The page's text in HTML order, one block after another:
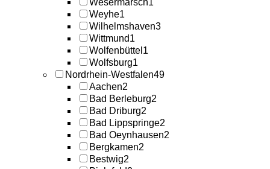
Wesermarsch1
Weyhe1
Wilhelmshaven3
Wittmund1
Wolfenbüttel 1
Wolfsburg1
Nordrhein-Westfalen49
Aachen2
Bad Berleburg2
Bad Driburg2
Bad Lippspringe2
Bad Oeynhausen2
Bergkamen2
Bestwig2